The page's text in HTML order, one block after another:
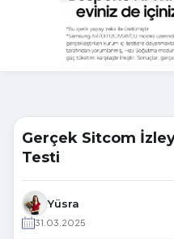
Gerçek Sitcom
Testi
Yüsra
31.03.2025